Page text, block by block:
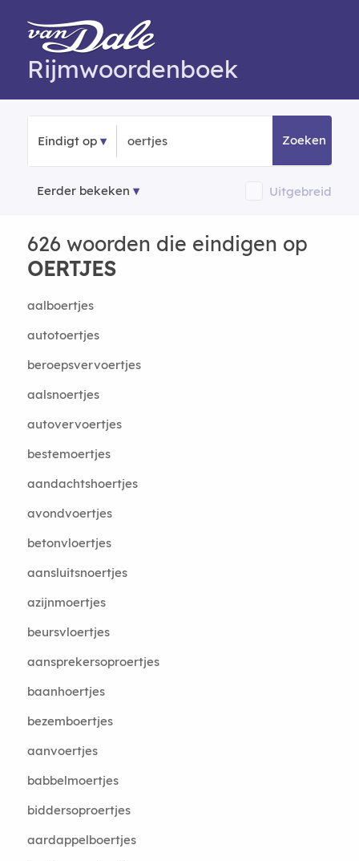
Rijmwoordenboek
Eindigt op Zoeken
Eerder bekeken Uitgebreid
626 woorden die eindigen op
OERTJES
aalboertjes
autotoertjes
beroepsvervoertjes
aalsnoertjes
autovervoertjes
bestemoertjes
aandachtshoertjes
avondvoertjes
betonvloertjes
aansluitsnoertjes
azijnmoertjes
beursvloertjes
aansprekersoproertjes
baanhoertjes
bezemboertjes
aanvoertjes
babbelmoertjes
biddersoproertjes
aardappelboertjes